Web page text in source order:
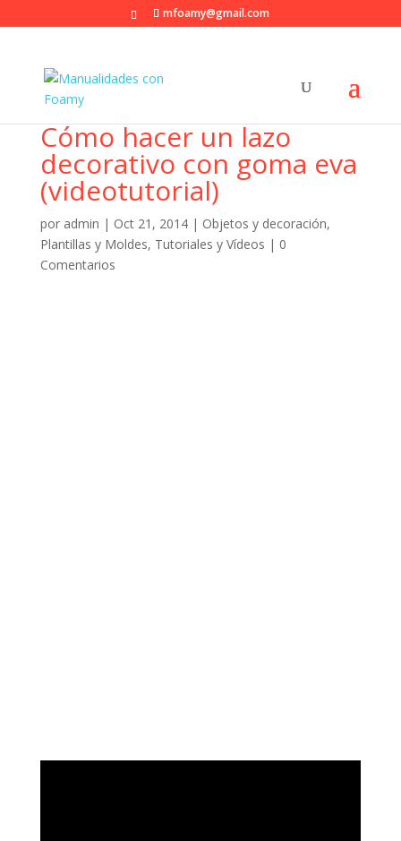
mfoamy@gmail.com
Cómo hacer un lazo
decorativo con goma eva
(videotutorial)
por admin | Oct 21, 2014| Objetos y decoración,
Plantillas y Moldes, Tutoriales y Vídeos | 0
Comentarios